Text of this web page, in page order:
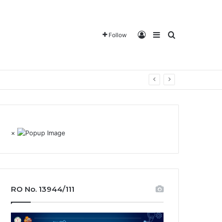
Follow Log InSidebarSearch for
×
RO No. 13944/111